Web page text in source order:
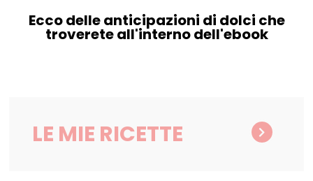
Ecco delle anticipazioni di dolci che
troverete all'interno dell'ebook
LE MIE RICETTE